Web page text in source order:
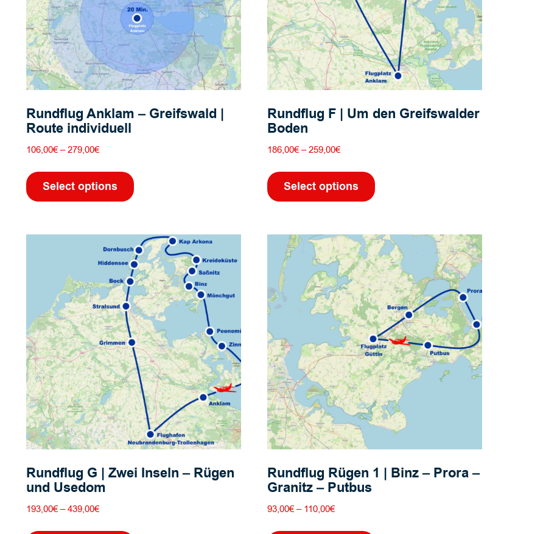
Rundflug Anklam – Greifswald |
Route individuell
106,00€ –279,00€Preisspanne:
bis
279,00€
Select options
Produkt
weist
auf.
Die
Optionen
können
auf
der
Produktseite
gewählt
werden
Rundflug F | Um den Greifswalder
Boden
186,00€ –259,00€Preisspanne:
bis
259,00€
Select options
Produkt
weist
auf.
Die
Optionen
können
auf
der
Produktseite
gewählt
werden
Rundflug G | Zwei Inseln – Rügen
und Usedom
193,00€ –439,00€Preisspanne:
Rundflug Rügen 1 | Binz – Prora –
Granitz – Putbus
93,00€ –110,00€Preisspanne: